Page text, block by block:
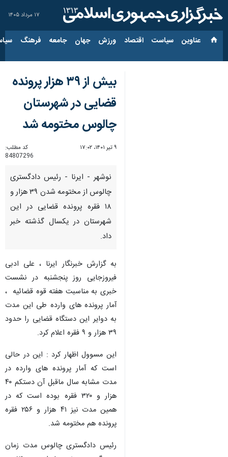
۱۷ مرداد ۱۴۰۵
عناوین‌ سیاست اقتصاد ورزش جهان جامعه فرهنگ
بیش از ۳۹ هزار پرونده
قضایی در شهرستان
چالوس مختومه شد
۹ تیر ۱۴۰۱، ۱۷:۰۲
کد مطلب:
84807296
نوشهر - ایرنا - رئیس دادگستری
چالوس از مختومه شدن ۳۹ هزار و
۱۸ فقره پرونده قضایی در این
شهرستان در یکسال گذشته خبر
داد.
به گزارش خبرنگار ایرنا ، علی ادبی
فیروزجایی روز پنجشنبه در نشست
خبری به مناسبت هفته قوه قضائیه ،
آمار پرونده های وارده طی این مدت
به دوایر این دستگاه قضایی را حدود
۳۹ هزار و ۹ فقره اعلام کرد.
این مسوول اظهار کرد : این در حالی
است که آمار پرونده های وارده در
مدت مشابه سال ماقبل آن دستکم ۴۰
هزار و ۳۲۰ فقره بوده است که در
همین مدت نیز ۴۱ هزار و ۲۵۶ فقره
پرونده هم مختومه شد.
رئیس دادگستری چالوس مدت زمان